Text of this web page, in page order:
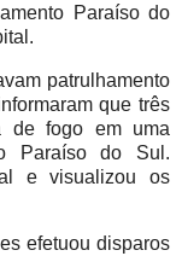
Paraíso do
patrulhamento
que três
de fogo em uma
Paraíso do Sul.
e visualizou os
efetuou disparos